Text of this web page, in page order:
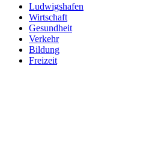
Ludwigshafen
Wirtschaft
Gesundheit
Verkehr
Bildung
Freizeit